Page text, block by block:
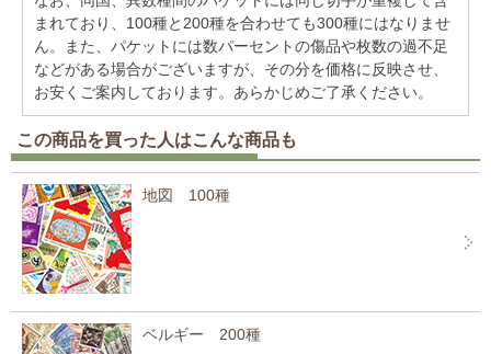
まれており、100種と200種を合わせても300種にはなりませ
ん。また、パケットには数パーセントの傷品や枚数の過不足
などがある場合がございますが、その分を価格に反映させ、
お安くご案内しております。あらかじめご了承ください。
この商品を買った人はこんな商品も
地図 100種
ベルギー 200種